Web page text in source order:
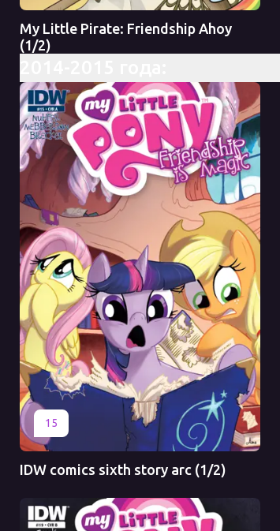
My Little Pirate: Friendship Ahoy
(1/2)
15
Оригинал Перевод
IDW comics sixth story arc (1/2)